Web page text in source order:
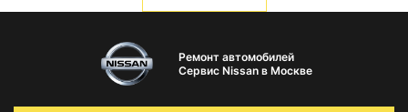
Ремонт автомобилей
Сервис Nissan в Москве